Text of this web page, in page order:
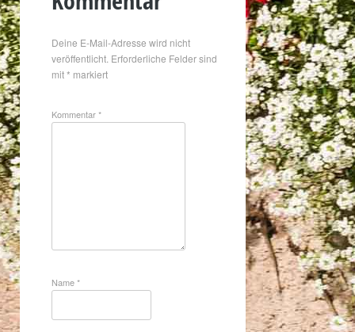
Deine E-Mail-Adresse wird nicht
veröffentlicht. Erforderliche Felder sind
mit* markiert
Kommentar*
Name*